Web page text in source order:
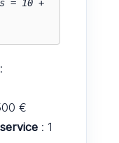
:
€
: 1